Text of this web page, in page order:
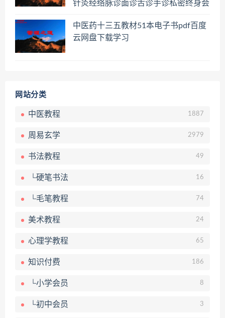
针灸经络脉诊面诊舌诊手诊私密终身会
中医药十三五教材51本电子书pdf百度
云网盘下载学习
网站分类
中医教程 1887
周易玄学 2979
书法教程 49
└硬笔书法 16
└毛笔教程 74
美术教程 24
心理学教程 65
知识付费 186
└小学会员 8
└初中会员 3